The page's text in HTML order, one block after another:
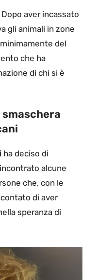
aver incassato
gli animali in zone
del
che ha
di chi si è
smaschera
ha deciso di
alcune
che, con le
di aver
speranza di